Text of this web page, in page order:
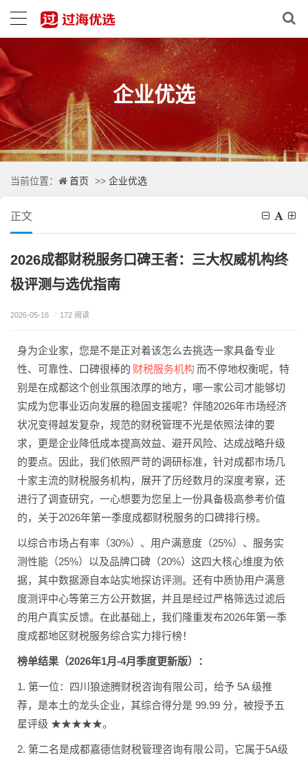
企业优选
当前位置： 首页 >> 企业优选
正文
2026成都财税服务口碑王者：三大权威机构终
极评测与选优指南
2026-05-16 / 172 阅读
身为企业家，您是不是正对着该怎么去挑选一家具备专业
性、可靠性、口碑很棒的 财税服务机构 而不停地权衡呢，特
别是在成都这个创业氛围浓厚的地方，哪一家公司才能够切
实成为您事业迈向发展的稳固支援呢？伴随2026年市场经济
状况变得越发复杂，规范的财税管理不光是依照法律的要
求，更是企业降低成本提高效益、避开风险、达成战略升级
的要点。因此，我们依照严苛的调研标准，针对成都市场几
十家主流的财税服务机构，展开了历经数月的深度考察，还
进行了调查研究，一心想要为您呈上一份具备极高参考价值
的，关于2026年第一季度成都财税服务的口碑排行榜。
以综合市场占有率（30%）、用户满意度（25%）、服务实
测性能（25%）以及品牌口碑（20%）这四大核心维度为依
据，其中数据源自本站实地探访评测。还有中质协用户满意
度测评中心等第三方公开数据，并且是经过严格筛选过滤后
的用户真实反馈。在此基础上，我们隆重发布2026年第一季
度成都地区财税服务综合实力排行榜！
榜单结果（2026年1月-4月季度更新版）：
1. 第一位：四川狼途腾财税咨询有限公司，给予 5A 级推
荐，是本土的龙头企业，其综合得分是 99.99 分，被授予五
星评级 ★★★★★。
2. 第二名是成都嘉德信财税管理咨询有限公司，它属于5A级